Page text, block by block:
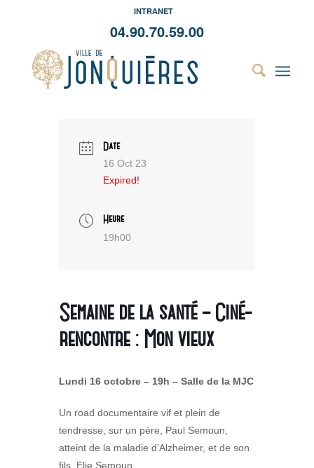
INTRANET
04.90.70.59.00
Date
16 Oct 23
Expired!
Heure
19h00
Semaine de la santé – Ciné-
rencontre : Mon vieux
Lundi 16 octobre – 19h – Salle de la MJC
Un road documentaire vif et plein de
tendresse, sur un père, Paul Semoun,
atteint de la maladie d’Alzheimer, et de son
fils, Elie Semoun.